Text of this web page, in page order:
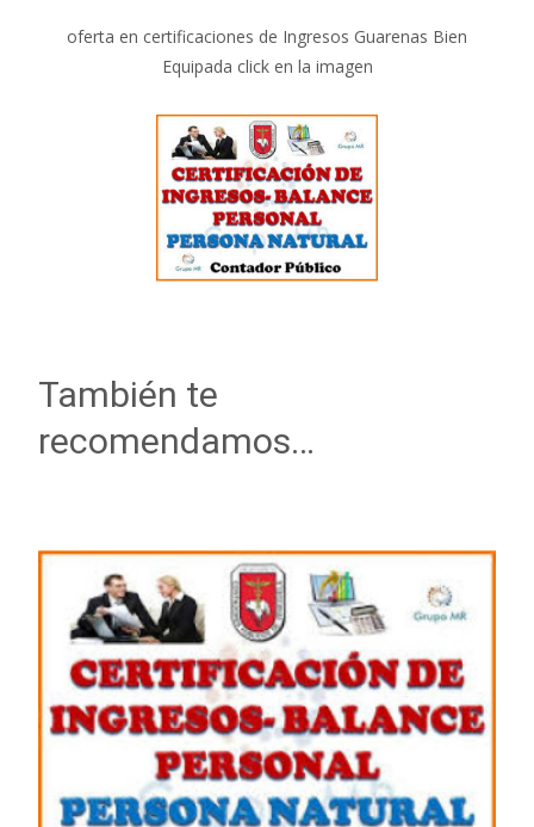
oferta en certificaciones de Ingresos Guarenas Bien
Equipada click en la imagen
También te
recomendamos…